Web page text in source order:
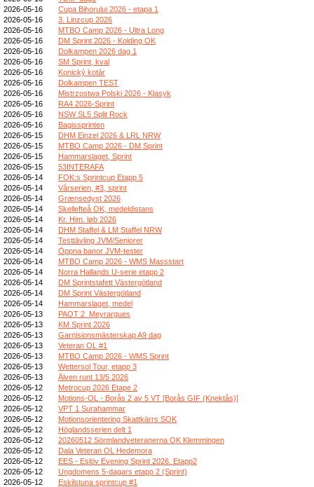
2026-05-16
Cupa Bihorului 2026 - etapa 1
2026-05-16
3. Linzcup 2026
2026-05-16
MTBO Camp 2026 - Ultra Long
2026-05-16
DM Sprint 2026 - Kolding OK
2026-05-16
Dolkampen 2026 dag 1
2026-05-16
SM Sprint, kval
2026-05-16
Konický kotár
2026-05-16
Dolkampen TEST
2026-05-16
Mistrzostwa Polski 2026 - Klasyk
2026-05-16
RA4 2026-Sprint
2026-05-16
NSW SL5 Split Rock
2026-05-16
Bagissprinten
2026-05-15
DHM Einzel 2026 & LRL NRW
2026-05-15
MTBO Camp 2026 - DM Sprint
2026-05-15
Hammarslaget, Sprint
2026-05-15
53INTERAFA
2026-05-14
FOK:s Sprintcup Etapp 5
2026-05-14
Vårserien, #3, sprint
2026-05-14
Grænsedyst 2026
2026-05-14
Skellefteå OK, medeldistans
2026-05-14
Kr. Him. løb 2026
2026-05-14
DHM Staffel & LM Staffel NRW
2026-05-14
Testtävling JVM/Seniorer
2026-05-14
Öppna banor JVM-tester
2026-05-14
MTBO Camp 2026 - WMS Massstart
2026-05-14
Norra Hallands U-serie etapp 2
2026-05-14
DM Sprintstafett Västergötland
2026-05-14
DM Sprint Västergötland
2026-05-14
Hammarslaget, medel
2026-05-13
PAOT 2_Meyrargues
2026-05-13
KM Sprint 2026
2026-05-13
Garnisionsmästerskap A9 dag
2026-05-13
Veteran OL #1
2026-05-13
MTBO Camp 2026 - WMS Sprint
2026-05-13
Wettersol Tour, etapp 3
2026-05-13
Älven runt 13/5 2026
2026-05-12
Metrocup 2026 Etape 2
2026-05-12
Motions-OL - Borås 2 av 5 VT [Borås GIF (Knektås)]
2026-05-12
VPT 1 Surahammar
2026-05-12
Motionsorientering Skattkärrs SOK
2026-05-12
Höglandsserien delt 1
2026-05-12
20260512 Sörmlandveteranerna OK Klemmingen
2026-05-12
Dala Veteran OL Hedemora
2026-05-12
EES - Eslöv Evening Sprint 2026. Etapp2
2026-05-12
Ungdomens 5-dagars etapp 2 (Sprint)
2026-05-12
Eskilstuna sprintcup #1